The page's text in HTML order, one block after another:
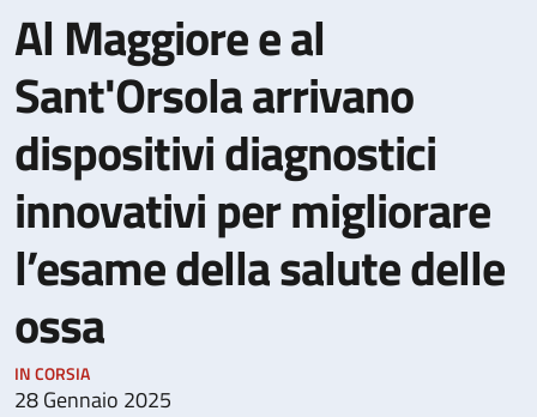
Al Maggiore e al
Sant'Orsola arrivano
dispositivi diagnostici
innovativi per migliorare
l’esame della salute delle
ossa
IN CORSIA
28 Gennaio 2025